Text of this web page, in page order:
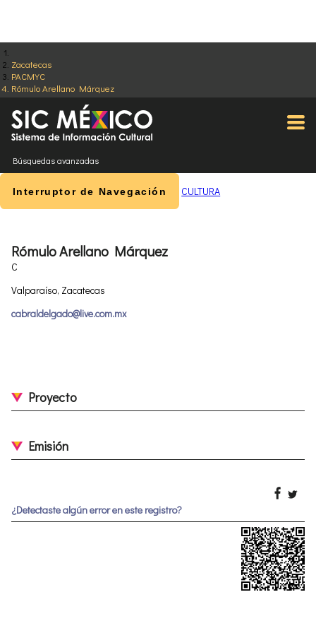
Zacatecas
PACMYC
Rómulo Arellano Márquez
Búsquedas avanzadas
Interruptor de Navegación CULTURA
Rómulo Arellano Márquez
C
Valparaíso, Zacatecas
cabraldelgado@live.com.mx
Proyecto
Emisión
¿Detectaste algún error en este registro?